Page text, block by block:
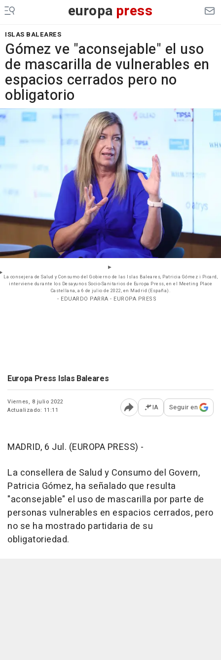
europa press
ISLAS BALEARES
Gómez ve "aconsejable" el uso
de mascarilla de vulnerables en
espacios cerrados pero no
obligatorio
La consejera de Salud y Consumo del Gobierno de las Islas Baleares, Patricia Gómez i Picard,
interviene durante los Desayunos Socio-Sanitarios de Europa Press, en el Meeting Place
Castellana, a 6 de julio de 2022, en Madrid (España).
- EDUARDO PARRA - EUROPA PRESS
Europa Press Islas Baleares
Viernes, 8 julio 2022
Actualizado: 11:11
Abrir opciones para
IA Seguir en
MADRID, 6 Jul. (EUROPA PRESS) -
La consellera de Salud y Consumo del Govern,
Patricia Gómez, ha señalado que resulta
"aconsejable" el uso de mascarilla por parte de
personas vulnerables en espacios cerrados, pero
no se ha mostrado partidaria de su
obligatoriedad.